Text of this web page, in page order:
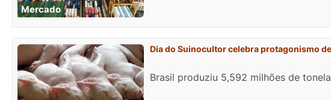
Mercado
Dia do Suinocultor celebra protagonismo
Brasil produziu 5,592 milhões de